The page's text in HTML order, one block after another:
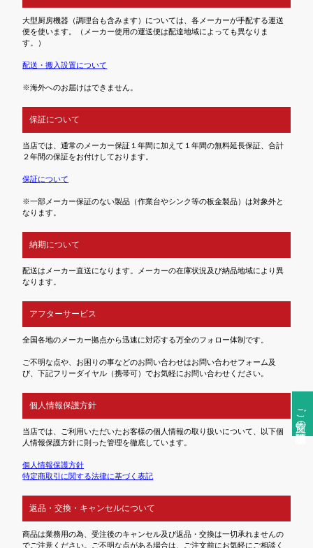
ご注文前の確認事項
大型厨房機器（調理台も含みます）については、各メーカーが手配する運送
便を使います。（メーカー使用の運送便は配達地域によっても異なりま
す。）
配送・搬入設置について
※海外へのお届けはできません。
保証について
当店では、通常のメーカー保証１年間に加えて１年間の無料延長保証、合計
２年間の保証をお付けしております。
保証について
※一部メーカー保証のない製品（作業台やシンク等の板金製品）は対象外と
なります。
納期について
配送はメーカー直送になります。メーカーの在庫状況及び納品地域により異
なります。
アフターサービス
全国各地のメーカー拠点から迅速に対応する万全のフォロー体制です。
ご不明な点や、お困りの事などのお問い合わせはお問い合わせフォーム及
び、下記フリーダイヤル（携帯可）でお気軽にお問い合わせください。
個人情報保護方針
当店では、ご利用いただいたお客様の個人情報の取り扱いについて、以下個
人情報保護方針に則った管理を徹底しています。
個人情報保護方針
特定商取引に関する法律に基づく表記
返品・交換・キャンセルについて
商品は業務用の為、受注後のキャンセル及び返品・交換は一切承れませんの
でご注意ください。ご不明な点がある場合は、ご注文前にお気軽にご相談く